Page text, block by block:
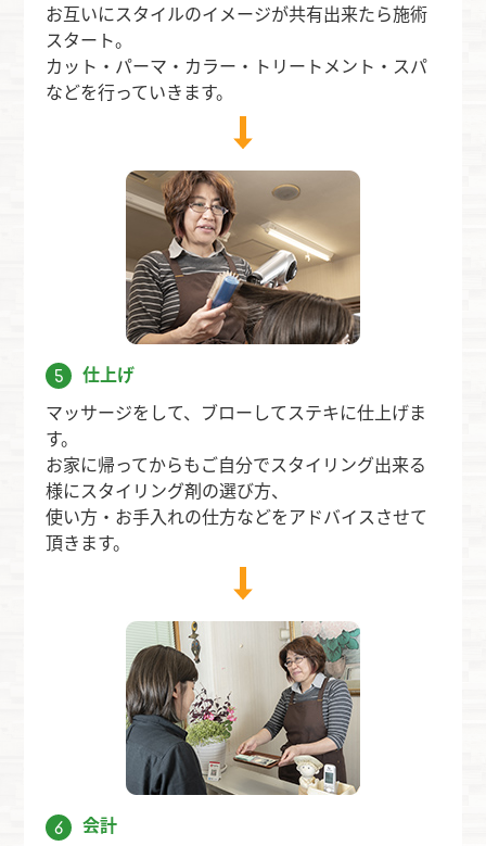
お互いにスタイルのイメージが共有出来たら施術
スタート。
カット・パーマ・カラー・トリートメント・スパ
などを行っていきます。
5
仕上げ
マッサージをして、ブローしてステキに仕上げま
す。
お家に帰ってからもご自分でスタイリング出来る
様にスタイリング剤の選び方、
使い方・お手入れの仕方などをアドバイスさせて
頂きます。
6
会計